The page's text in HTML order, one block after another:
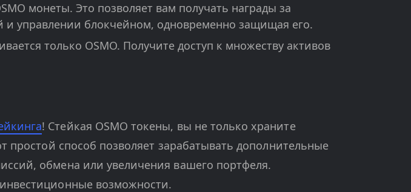
монеты. Это позволяет вам получать награды за
и управлении блокчейном, одновременно защищая его.
только OSMO. Получите доступ к множеству активов
! Стейкая OSMO токены, вы не только храните
простой способ позволяет зарабатывать дополнительные
обмена или увеличения вашего портфеля.
возможности.